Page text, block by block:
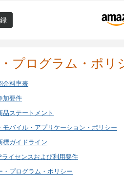
プログラム・ポリ
介料率表
加要件
ステートメント
バイル・アプリケーション・ポリシー
標ガイドライン
イセンスおよび利用要件
・プログラム・ポリシー